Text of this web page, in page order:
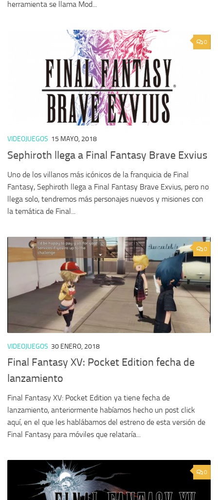
herramienta se llama Mod...
0
VIDEOJUEGOS 15 MAYO, 2018
Sephiroth llega a Final Fantasy Brave Exvius
Uno de los villanos más icónicos de la franquicia de Final
Fantasy, Sephiroth llega a Final Fantasy Brave Exvius, pero no
llega solo, tendremos más personajes nuevos y misiones con
la temática de Final...
0
VIDEOJUEGOS 30 ENERO, 2018
Final Fantasy XV: Pocket Edition fecha de
lanzamiento
Final Fantasy XV: Pocket Edition ya tiene fecha de
lanzamiento, anteriormente habíamos hecho un post click
aquí, en el que les hablábamos del estreno de esta versión de
Final Fantasy para móviles que relataría...
0